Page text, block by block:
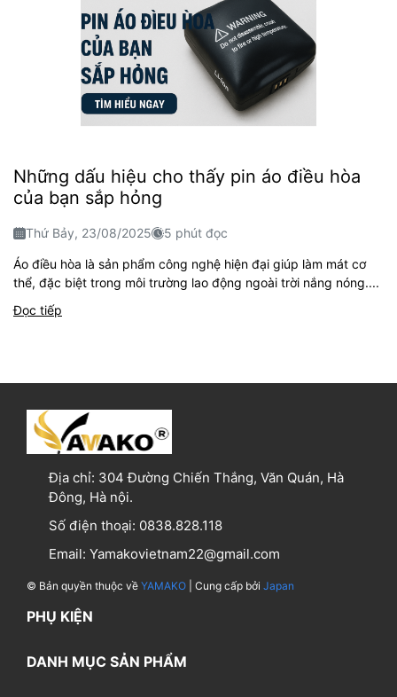
Những dấu hiệu cho thấy pin áo điều hòa
của bạn sắp hỏng
Thứ Bảy, 23/08/2025 5 phút đọc
Áo điều hòa là sản phẩm công nghệ hiện đại giúp làm mát cơ
thể, đặc biệt trong môi trường lao động ngoài trời nắng nóng....
Đọc tiếp
Địa chỉ: 304 Đường Chiến Thắng, Văn Quán, Hà
Đông, Hà nội.
Số điện thoại: 0838.828.118
Email: Yamakovietnam22@gmail.com
© Bản quyền thuộc về YAMAKO | Cung cấp bởi Japan
PHỤ KIỆN
DANH MỤC SẢN PHẨM